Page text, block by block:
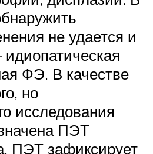
не удается и
идиопатическая
ФЭ. В качестве
но
исследования
ПЭТ
ПЭТ зафиксирует